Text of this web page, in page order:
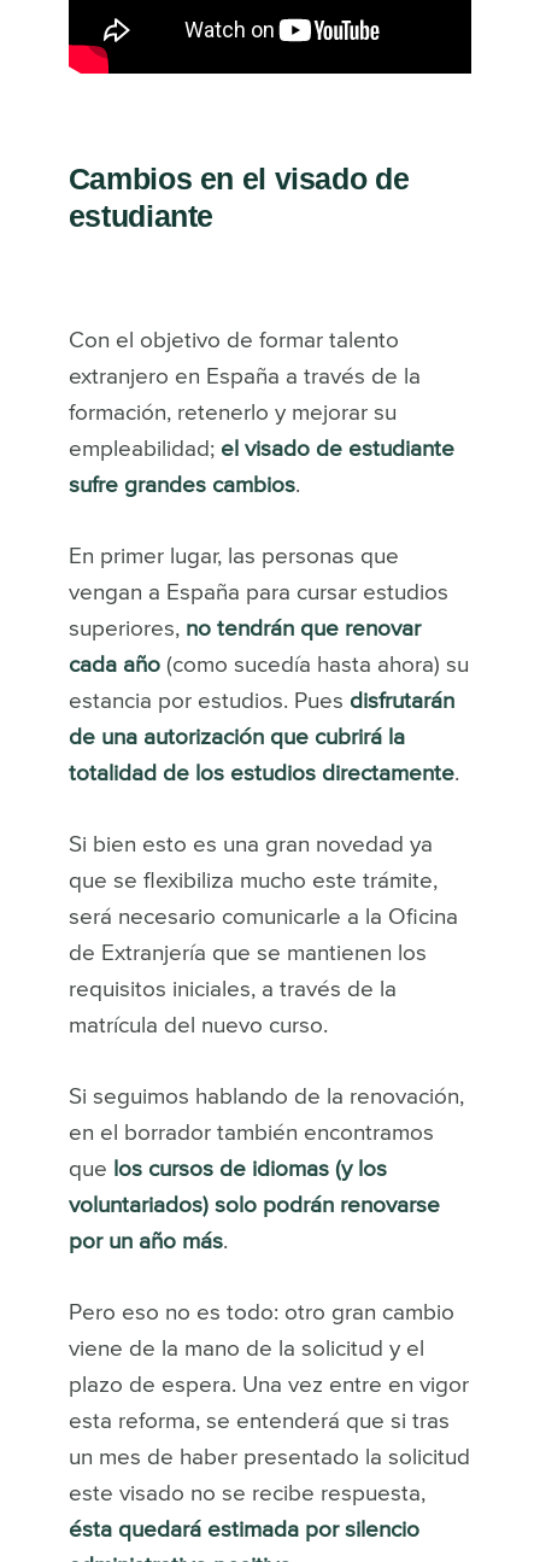
Cambios en el visado de
estudiante
Con el objetivo de formar talento
extranjero en España a través de la
formación, retenerlo y mejorar su
empleabilidad; el visado de estudiante
sufre grandes cambios.
En primer lugar, las personas que
vengan a España para cursar estudios
superiores, no tendrán que renovar
cada año(como sucedía hasta ahora) su
estancia por estudios. Pues disfrutarán
de una autorización que cubrirá la
totalidad de los estudios directamente.
Si bien esto es una gran novedad ya
que se flexibiliza mucho este trámite,
será necesario comunicarle a la Oficina
de Extranjería que se mantienen los
requisitos iniciales, a través de la
matrícula del nuevo curso.
Si seguimos hablando de la renovación,
en el borrador también encontramos
que los cursos de idiomas (y los
voluntariados) solo podrán renovarse
por un año más.
Pero eso no es todo: otro gran cambio
viene de la mano de la solicitud y el
plazo de espera. Una vez entre en vigor
esta reforma, se entenderá que si tras
un mes de haber presentado la solicitud
este visado no se recibe respuesta,
ésta quedará estimada por silencio